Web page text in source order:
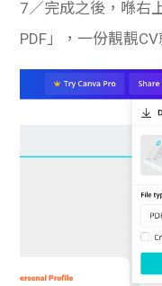
7／完成之後，喺右
PDF」，一份靚靚CV